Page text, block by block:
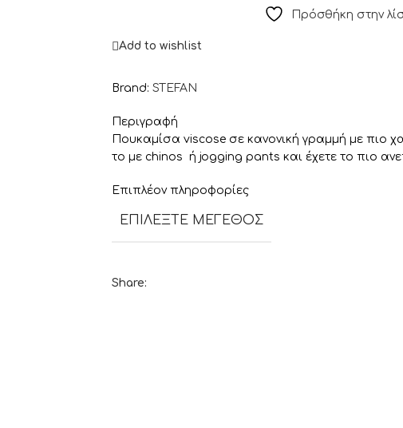
Πρόσθήκη στην
Add to wishlist
Brand: STEFAN
Περιγραφή
Πουκαμίσα viscose σε κανονική γραμμή με πιο
το με chinos ή jogging pants και έχετε το πιο
Επιπλέον πληροφορίες
ΕΠΙΛΈΞΤΕ ΜΈΓΕΘΟΣ
Share: